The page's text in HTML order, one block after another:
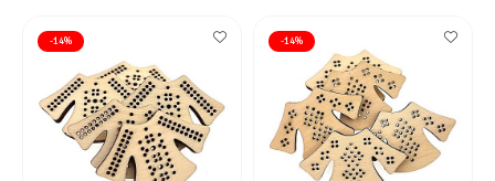
-14% -14%